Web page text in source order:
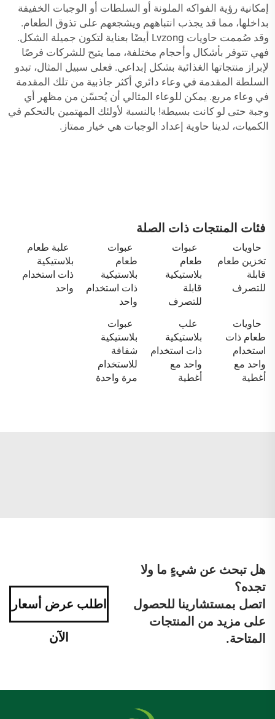
إمكانية رؤية الفواكه الملونة أو السلطات أو الوجبات الخفيفة
بداخلها، مما قد يجذب انتباههم ويشجعهم على تذوق الطعام.
وقد صُممت حاويات Lvzong أيضًا بعناية لتكون جميلة الشكل.
فهي تتوفر بأشكال وأحجام مختلفة، مما يتيح للشركات فرصًا
لإبراز منتجاتها الغذائية بشكل إبداعي. فعلى سبيل المثال، تبدو
السلطة المقدمة في وعاء دائري أكثر جاذبية من تلك المقدمة
في وعاء مربع. يمكن للوعاء المثالي أن يُحسّن من مظهر أي
وجبة حتى لو كانت بسيطة! بالنسبة لأولئك المهتمين بالتحكم في
الكميات، لدينا حاوية إعداد الوجبات هي خيار ممتاز.
فئات المنتجات ذات الصلة
حاويات
تخزين طعام
قابلة
للتصرف
عبوات
طعام
بلاستيكية
قابلة
للتصرف
عبوات
طعام
بلاستيكية
ذات استخدام
واحد
علبة طعام
بلاستيكية
ذات استخدام
واحد
حاويات
طعام ذات
استخدام
واحد مع
أغطية
علب
بلاستيكية
ذات استخدام
واحد مع
أغطية
عبوات
بلاستيكية
شفافة
للاستخدام
مرة واحدة
هل تبحث عن شيءٍ ما ولا
تجده؟
اتصل بمستشارينا للحصول
على مزيد من المنتجات
المتاحة.
اطلب عرض أسعار
الآن